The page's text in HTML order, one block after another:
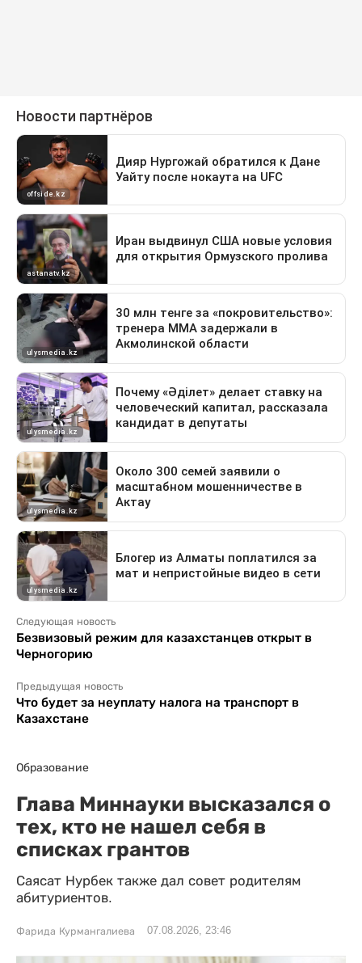
Следующая новость
Безвизовый режим для казахстанцев открыт в
Черногорию
Предыдущая новость
Что будет за неуплату налога на транспорт в
Казахстане
Образование
Глава Миннауки высказался о
тех, кто не нашел себя в
списках грантов
Саясат Нурбек также дал совет родителям
абитуриентов.
Фарида Курмангалиева 07.08.2026, 23:46